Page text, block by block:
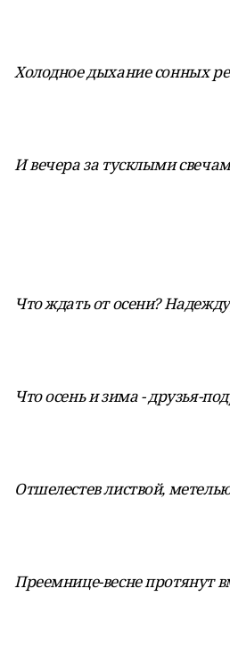
Холодное дыхание сонных
И вечера за тусклыми
Что ждать от осени?
Что осень и зима - друзья-
Отшелестев листвой,
Преемнице-весне протянут